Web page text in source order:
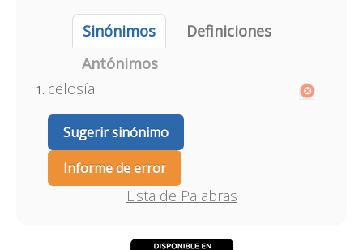
Sinónimos
Definiciones
Antónimos
celosía
Sugerir sinónimo
Informe de error
Lista de Palabras